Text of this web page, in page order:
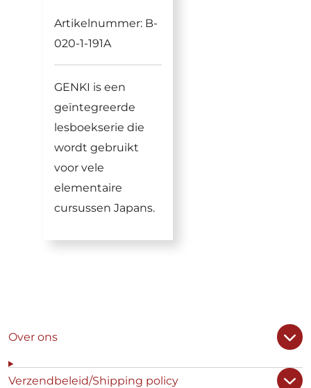
Artikelnummer: B-
020-1-191A
GENKI is een
geïntegreerde
lesboekserie die
wordt gebruikt
voor vele
elementaire
cursussen Japans.
Over ons
Verzendbeleid/Shipping policy